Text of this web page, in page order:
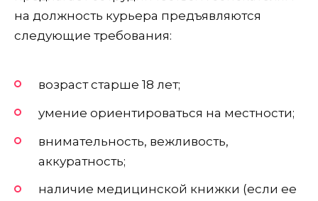
на должность курьера предъявляются
следующие требования:
возраст старше 18 лет;
умение ориентироваться на местности;
внимательность, вежливость,
аккуратность;
наличие медицинской книжки (если ее